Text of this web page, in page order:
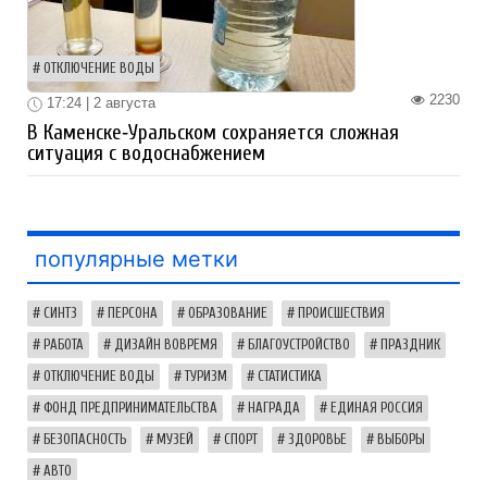
ОТКЛЮЧЕНИЕ ВОДЫ
2230
17:24 | 2 августа
В Каменске‑Уральском сохраняется сложная
ситуация с водоснабжением
популярные метки
СИНТЗ ПЕРСОНА ОБРАЗОВАНИЕ ПРОИСШЕСТВИЯ
РАБОТА ДИЗАЙН ВОВРЕМЯ БЛАГОУСТРОЙСТВО ПРАЗДНИК
ОТКЛЮЧЕНИЕ ВОДЫ ТУРИЗМ СТАТИСТИКА
ФОНД ПРЕДПРИНИМАТЕЛЬСТВА НАГРАДА ЕДИНАЯ РОССИЯ
БЕЗОПАСНОСТЬ МУЗЕЙ СПОРТ ЗДОРОВЬЕ ВЫБОРЫ
АВТО